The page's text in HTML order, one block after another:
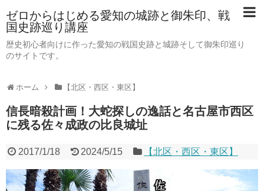
ゼロからはじめる愛知の城跡と御朱印、戦
国史跡巡り講座
歴史初心者向けに作った愛知の戦国史跡と城跡そして御朱印巡り
のサイトです。
ホーム 【北区・西区・東区】
信長暗殺計画！大蛇探しの逸話と名古屋市西区
に残る佐々成政の比良城址
2017/1/18 2024/5/15 【北区・西区・東区】